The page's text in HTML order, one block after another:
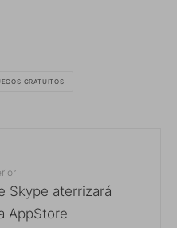
GRATUITOS
Skype aterrizará
AppStore